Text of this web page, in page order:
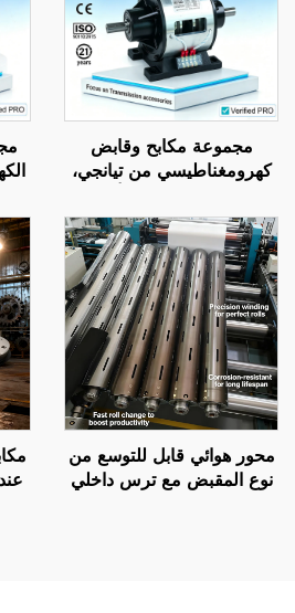
مجموعة مكابح وقابض
كهرومغناطيسي من تيانجي،
حسب الطلب لآلات التصوير
الضوئي
محور هوائي قابل للتوسع من
نوع المقبض مع ترس داخلي